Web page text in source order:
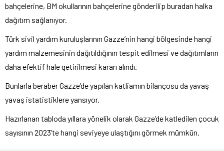
bahçelerine, BM okullarının bahçelerine gönderilip buradan halka
dağıtım sağlanıyor.
Türk sivil yardım kuruluşlarının Gazze’nin hangi bölgesinde hangi
yardım malzemesinin dağıtıldığının tespit edilmesi ve dağıtımların
daha efektif hale getirilmesi kararı alındı.
Bunlarla beraber Gazze’de yapılan katliamın bilançosu da yavaş
yavaş istatistiklere yansıyor.
Hazırlanan tabloda yıllara yönelik olarak Gazze’de katledilen çocuk
sayısının 2023’te hangi seviyeye ulaştığını görmek mümkün.